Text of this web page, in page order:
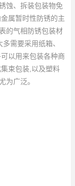
蚀、拆装包装物免
属暂时性防锈的主
的气相防锈包装材
需要采用纸箱、
以用来包装各种商
束包装,以及塑料
为广泛。